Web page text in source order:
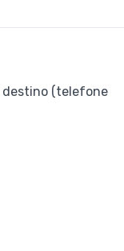
destino (telefone